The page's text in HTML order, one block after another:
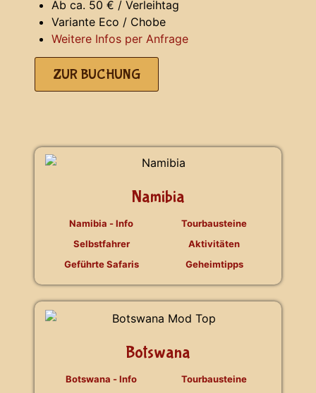
Ab ca. 50 € / Verleihtag
Variante Eco / Chobe
Weitere Infos per Anfrage
ZUR BUCHUNG
Namibia
Namibia - Info
Selbstfahrer
Geführte Safaris
Tourbausteine
Aktivitäten
Geheimtipps
Botswana
Botswana - Info
Tourbausteine